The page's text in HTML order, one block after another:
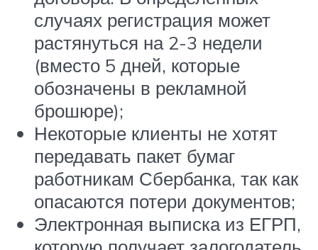
случаях регистрация может
растянуться на 2-3 недели
(вместо 5 дней, которые
обозначены в рекламной
брошюре);
Некоторые клиенты не хотят
передавать пакет бумаг
работникам Сбербанка, так как
опасаются потери документов;
Электронная выписка из ЕГРП,